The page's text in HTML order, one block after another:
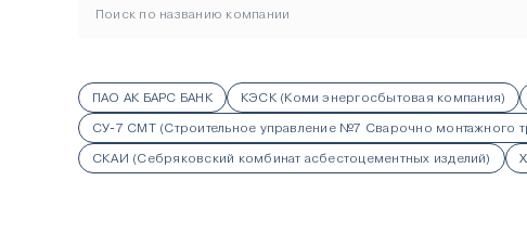
ПАО АК БАРС БАНК КЭСК (Коми энергосбытовая компания)
СУ-7 СМТ (Строительное управление №7 Сварочно монтажного
СКАИ (Себряковский комбинат асбестоцементных изделий)